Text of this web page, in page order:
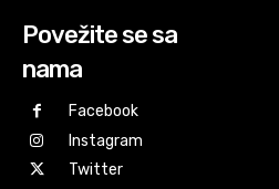
Povežite se sa
nama
Facebook
Instagram
Twitter